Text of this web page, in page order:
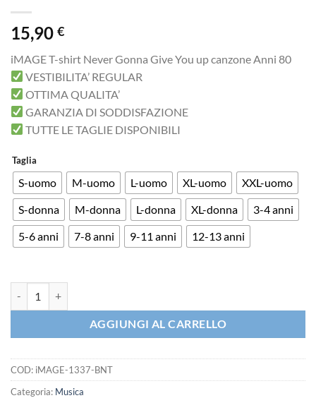
15,90 €
iMAGE T-shirt Never Gonna Give You up canzone Anni 80
VESTIBILITA’ REGULAR
OTTIMA QUALITA’
GARANZIA DI SODDISFAZIONE
TUTTE LE TAGLIE DISPONIBILI
Taglia
S-uomo M-uomo L-uomo XL-uomo
XXL-uomo
S-donna
M-donna L-donna XL-donna
3-4 anni
5-6 anni
7-8 anni 9-11 anni 12-13 anni
AGGIUNGI AL CARRELLO
COD: iMAGE-1337-BNT
Categoria: Musica